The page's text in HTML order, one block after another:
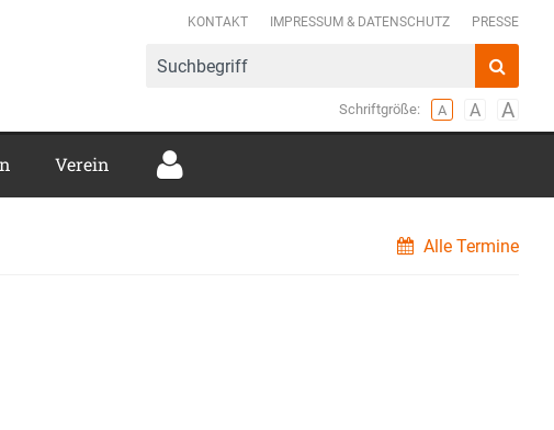
Verbund e.V.
Verein
KONTAKT IMPRESSUM & DATENSCHUTZ PRESSE
Alle Termine